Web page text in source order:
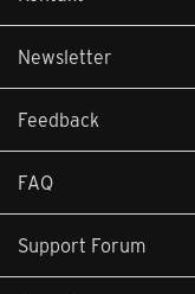
Newsletter
Feedback
FAQ
Support Forum